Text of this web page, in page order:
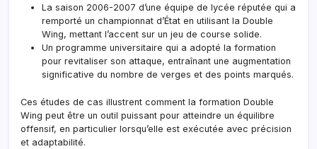
La saison 2006-2007 d’une équipe de lycée réputée qui a
remporté un championnat d’État en utilisant la Double
Wing, mettant l’accent sur un jeu de course solide.
Un programme universitaire qui a adopté la formation
pour revitaliser son attaque, entraînant une augmentation
significative du nombre de verges et des points marqués.
Ces études de cas illustrent comment la formation Double
Wing peut être un outil puissant pour atteindre un équilibre
offensif, en particulier lorsqu’elle est exécutée avec précision
et adaptabilité.